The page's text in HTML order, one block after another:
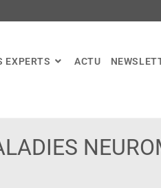
EXPERTS ACTU